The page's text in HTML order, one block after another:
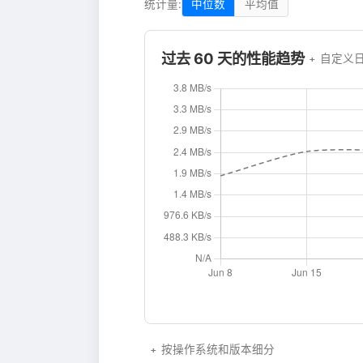
统计量: 中位数 平均值
过去 60 天的性能趋势 自定义
按操作系统和版本细分